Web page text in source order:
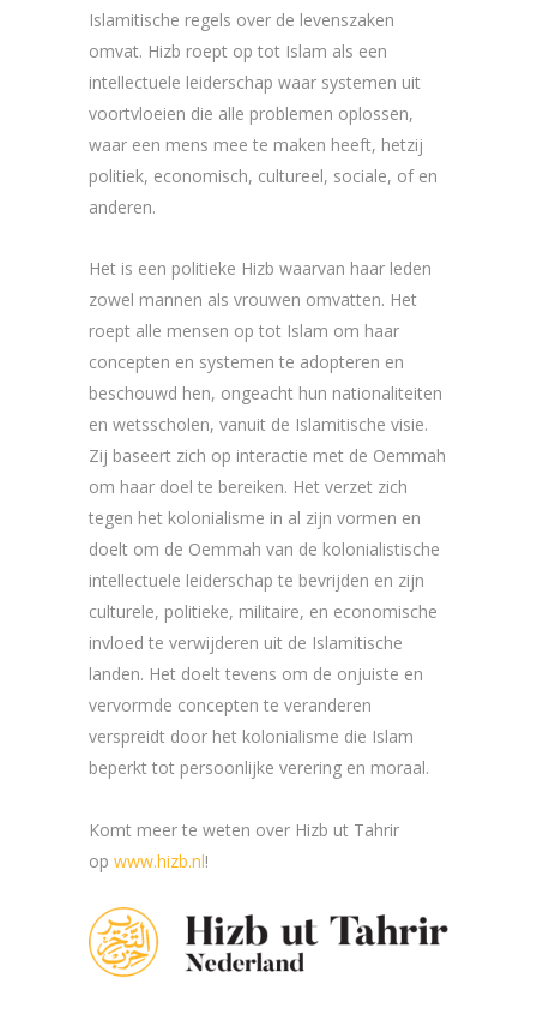
Islamitische regels over de levenszaken
omvat. Hizb roept op tot Islam als een
intellectuele leiderschap waar systemen uit
voortvloeien die alle problemen oplossen,
waar een mens mee te maken heeft, hetzij
politiek, economisch, cultureel, sociale, of en
anderen.
Het is een politieke Hizb waarvan haar leden
zowel mannen als vrouwen omvatten. Het
roept alle mensen op tot Islam om haar
concepten en systemen te adopteren en
beschouwd hen, ongeacht hun nationaliteiten
en wetsscholen, vanuit de Islamitische visie.
Zij baseert zich op interactie met de Oemmah
om haar doel te bereiken. Het verzet zich
tegen het kolonialisme in al zijn vormen en
doelt om de Oemmah van de kolonialistische
intellectuele leiderschap te bevrijden en zijn
culturele, politieke, militaire, en economische
invloed te verwijderen uit de Islamitische
landen. Het doelt tevens om de onjuiste en
vervormde concepten te veranderen
verspreidt door het kolonialisme die Islam
beperkt tot persoonlijke verering en moraal.
Komt meer te weten over Hizb ut Tahrir
op www.hizb.nl!